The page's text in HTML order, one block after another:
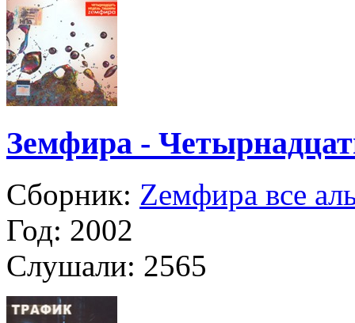
Земфира -
Сборник: Zемфира все
Год: 2002
Слушали: 2565